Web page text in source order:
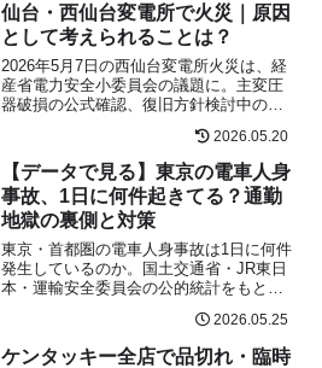
仙台・西仙台変電所で火災｜原因
として考えられることは？
2026年5月7日の西仙台変電所火災は、経
産省電力安全小委員会の議題に。主変圧
器破損の公式確認、復旧方針検討中の現
電備え（ポータブル電源・UPS）まで、
現役電気工事士の目線で率直に解説。
2026.05.20
【データで見る】東京の電車人身
事故、1日に何件起きてる？通勤
地獄の裏側と対策
東京・首都圏の電車人身事故は1日に何件
発生しているのか。国土交通省・JR東日
本・運輸安全委員会の公的統計をもと
利用者ができる対策、SNSのリアルな声
まで総合解説。
2026.05.25
ケンタッキー全店で品切れ・臨時